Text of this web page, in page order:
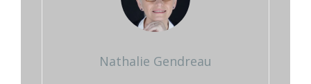
Nathalie Gendreau